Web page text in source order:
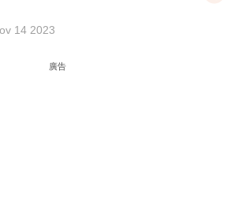
14 2023
廣告